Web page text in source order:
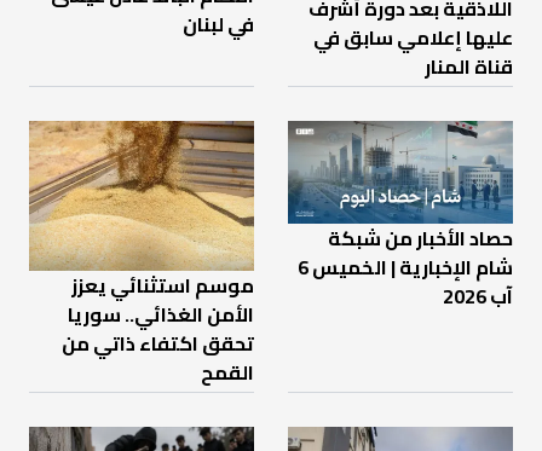
اللاذقية بعد دورة أشرف
عليها إعلامي سابق في
قناة المنار
في لبنان
حصاد الأخبار من شبكة
شام الإخبارية | الخميس 6
آب 2026
موسم استثنائي يعزز
الأمن الغذائي.. سوريا
تحقق اكتفاء ذاتي من
القمح